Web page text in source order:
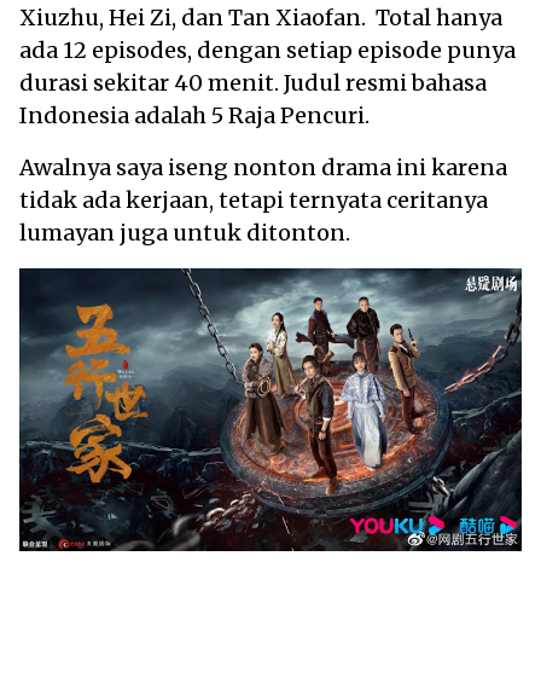
Xiuzhu, Hei Zi, dan Tan Xiaofan. Total hanya
ada 12 episodes, dengan setiap episode punya
durasi sekitar 40 menit. Judul resmi bahasa
Indonesia adalah 5 Raja Pencuri.
Awalnya saya iseng nonton drama ini karena
tidak ada kerjaan, tetapi ternyata ceritanya
lumayan juga untuk ditonton.